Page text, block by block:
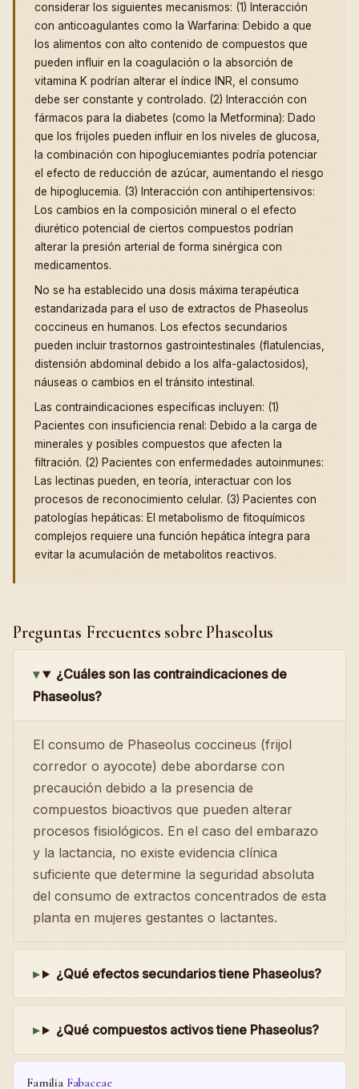
considerar los siguientes mecanismos: (1) Interacción
con anticoagulantes como la Warfarina: Debido a que
los alimentos con alto contenido de compuestos que
pueden influir en la coagulación o la absorción de
vitamina K podrían alterar el índice INR, el consumo
debe ser constante y controlado. (2) Interacción con
fármacos para la diabetes (como la Metformina): Dado
que los frijoles pueden influir en los niveles de glucosa,
la combinación con hipoglucemiantes podría potenciar
el efecto de reducción de azúcar, aumentando el riesgo
de hipoglucemia. (3) Interacción con antihipertensivos:
Los cambios en la composición mineral o el efecto
diurético potencial de ciertos compuestos podrían
alterar la presión arterial de forma sinérgica con
medicamentos.
No se ha establecido una dosis máxima terapéutica
estandarizada para el uso de extractos de Phaseolus
coccineus en humanos. Los efectos secundarios
pueden incluir trastornos gastrointestinales (flatulencias,
distensión abdominal debido a los alfa-galactosidos),
náuseas o cambios en el tránsito intestinal.
Las contraindicaciones específicas incluyen: (1)
Pacientes con insuficiencia renal: Debido a la carga de
minerales y posibles compuestos que afecten la
filtración. (2) Pacientes con enfermedades autoinmunes:
Las lectinas pueden, en teoría, interactuar con los
procesos de reconocimiento celular. (3) Pacientes con
patologías hepáticas: El metabolismo de fitoquímicos
complejos requiere una función hepática íntegra para
evitar la acumulación de metabolitos reactivos.
Preguntas Frecuentes sobre Phaseolus
¿Cuáles son las contraindicaciones de
Phaseolus?
El consumo de Phaseolus coccineus (frijol
corredor o ayocote) debe abordarse con
precaución debido a la presencia de
compuestos bioactivos que pueden alterar
procesos fisiológicos. En el caso del embarazo
y la lactancia, no existe evidencia clínica
suficiente que determine la seguridad absoluta
del consumo de extractos concentrados de esta
planta en mujeres gestantes o lactantes.
¿Qué efectos secundarios tiene Phaseolus?
¿Qué compuestos activos tiene Phaseolus?
Familia Fabaceae